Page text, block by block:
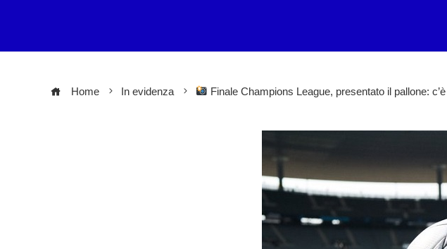
Home In evidenza Finale Champions League, presentato il pallone: